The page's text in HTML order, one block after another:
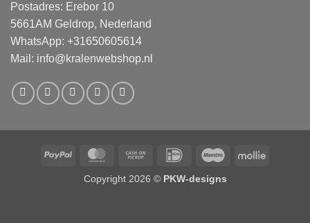
Postadres: Erebor 10
5661AM Geldrop, Nederland
WhatsApp: +31650605614
Mail: info@kralenwebshop.nl
PayPal MasterCardCash
Pickup
IDeal Maestro Mollie
Copyright 2026 © PKW-designs